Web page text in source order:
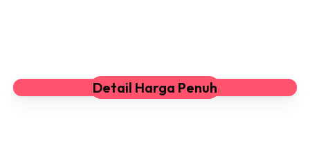
Detail Harga Penuh